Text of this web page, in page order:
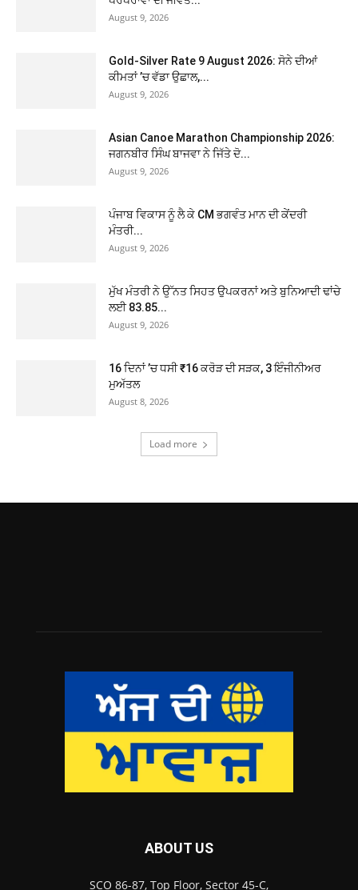
August 9, 2026
Gold-Silver Rate 9 August 2026: ਸੋਨੇ ਦੀਆਂ
ਕੀਮਤਾਂ ’ਚ ਵੱਡਾ ਉਛਾਲ,...
August 9, 2026
Asian Canoe Marathon Championship 2026:
ਜਗਨਬੀਰ ਸਿੰਘ ਬਾਜਵਾ ਨੇ ਜਿੱਤੇ ਦੋ...
August 9, 2026
ਪੰਜਾਬ ਵਿਕਾਸ ਨੂੰ ਲੈ ਕੇ CM ਭਗਵੰਤ ਮਾਨ ਦੀ ਕੇਂਦਰੀ
ਮੰਤਰੀ...
August 9, 2026
ਮੁੱਖ ਮੰਤਰੀ ਨੇ ਉੱਨਤ ਸਿਹਤ ਉਪਕਰਨਾਂ ਅਤੇ ਬੁਨਿਆਦੀ ਢਾਂਚੇ
ਲਈ 83.85...
August 9, 2026
16 ਦਿਨਾਂ ’ਚ ਧਸੀ ₹16 ਕਰੋੜ ਦੀ ਸੜਕ, 3 ਇੰਜੀਨੀਅਰ
ਮੁਅੱਤਲ
August 8, 2026
Load more
ABOUT US
SCO 86-87, Top Floor, Sector 45-C,